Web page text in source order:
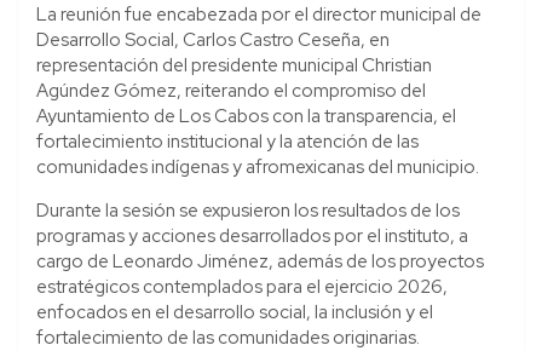
La reunión fue encabezada por el director municipal de
Desarrollo Social, Carlos Castro Ceseña, en
representación del presidente municipal Christian
Agúndez Gómez, reiterando el compromiso del
Ayuntamiento de Los Cabos con la transparencia, el
fortalecimiento institucional y la atención de las
comunidades indígenas y afromexicanas del municipio.
Durante la sesión se expusieron los resultados de los
programas y acciones desarrollados por el instituto, a
cargo de Leonardo Jiménez, además de los proyectos
estratégicos contemplados para el ejercicio 2026,
enfocados en el desarrollo social, la inclusión y el
fortalecimiento de las comunidades originarias.